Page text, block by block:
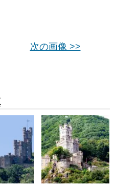
次の画像 >>